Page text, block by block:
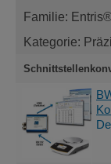
Familie:
Kategorie: